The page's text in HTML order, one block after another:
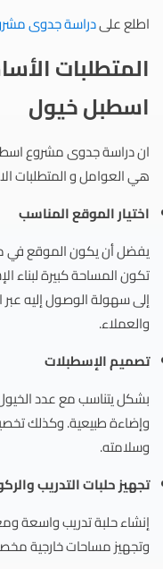
اطلع علىدراسة جدوى
المتطلبات
اسطبل خيول
ان دراسة جدوى مشروع
هي العوامل و المتطلبات
اختيار الموقع المناسب
يفضل أن يكون الموقع في
تكون المساحة كبيرة لبناء
إلى سهولة الوصول إليه
والعملاء.
تصميم الإسطبلات
بشكل يتناسب مع عدد
وإضاءة طبيعية. وكذلك
وسلامته.
تجهيز حلبات التدريب
إنشاء حلبة تدريب واسعة
وتجهيز مساحات خارجية